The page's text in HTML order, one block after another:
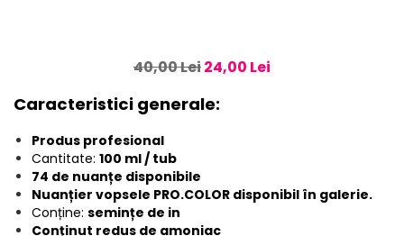
40,00 Lei24,00 Lei
Caracteristici generale:
Produs profesional
Cantitate: 100 ml / tub
74 de nuanțe disponibile
Nuanțier vopsele PRO.COLOR disponibil în galerie.
Conține: semințe de in
Conținut redus de amoniac